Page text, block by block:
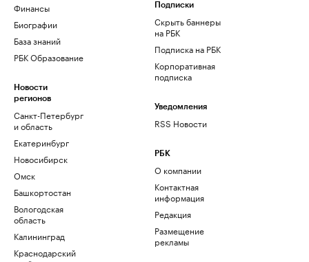
Финансы
Биографии
База знаний
РБК Образование
Новости
регионов
Санкт-Петербург
и область
Екатеринбург
Новосибирск
Омск
Башкортостан
Вологодская
область
Калининград
Краснодарский
Подписки
Скрыть баннеры
на РБК
Подписка на РБК
Корпоративная
подписка
Уведомления
RSS Новости
РБК
О компании
Контактная
информация
Редакция
Размещение
рекламы